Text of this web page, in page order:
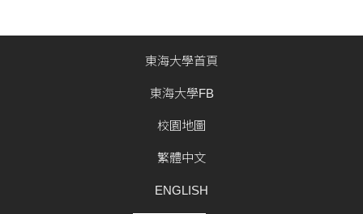
東海大學首頁
東海大學FB
校園地圖
繁體中文
ENGLISH